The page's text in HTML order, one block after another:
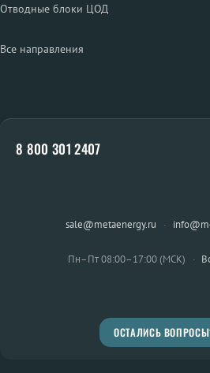
Отводные блоки ЦОД
Все направления
8 800 301 2407
sale@metaenergy.ru ·
Пн–Пт 08:00–17:00 (МСК) ·
ОСТАЛИСЬ